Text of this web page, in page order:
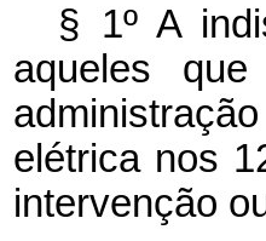
§ 1º A
aqueles
elétrica nos
intervenção